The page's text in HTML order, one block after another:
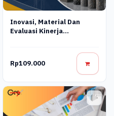
Inovasi, Material Dan
Evaluasi Kinerja
Rp109.000